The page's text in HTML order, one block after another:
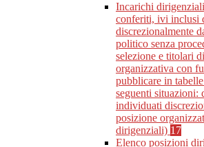
Incarichi
conferiti, ivi inclusi
discrezionalmente
politico senza
selezione e titolari
organizzativa con
pubblicare in
seguenti situazioni:
individuati
posizione
dirigenziali) 17
Elenco posizioni